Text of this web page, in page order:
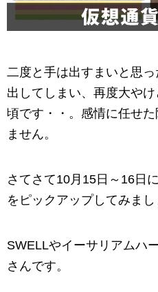
二度と手は出すまいと思
出してしまい、再度大や
頃です・・。感情に任せ
ません。
さてさて10月15日～16日
をピックアップしてみまし
SWELLやイーサリアムハ
さんです。